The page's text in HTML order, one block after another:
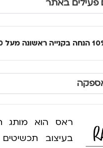
פעילים באתר
ראס הוא מותג
בעיצוב